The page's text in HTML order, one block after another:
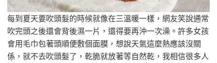
每到夏天要吹頭髮的時候就像在三溫暖一樣，網友笑說通常
吹完頭之後還會背後濕一片，還得要再沖一次澡。許多女孩
會用毛巾包著頭順便敷個面膜，想說天氣這麼熱應該沒關
係，就不去吹頭髮了，乾脆就放著等自然乾，我相信很多人